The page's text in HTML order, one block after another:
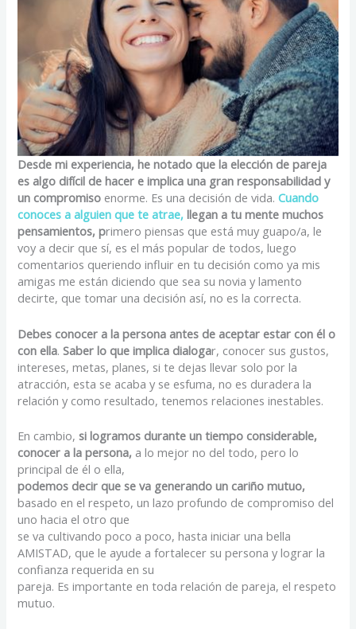
Desde mi experiencia, he notado que la elección de pareja
es algo difícil de hacer e implica una gran responsabilidad y
un compromiso enorme. Es una decisión de vida.Cuando
conoces a alguien que te atrae,llegan a tu mente muchos
pensamientos, primero piensas que está muy guapo/a, le
voy a decir que sí, es el más popular de todos, luego
comentarios queriendo influir en tu decisión como ya mis
amigas me están diciendo que sea su novia y lamento
decirte, que tomar una decisión así, no es la correcta.
Debes conocer a la persona antes de aceptar estar con él o
con ella. Saber lo que implica dialogar, conocer sus gustos,
intereses, metas, planes, si te dejas llevar solo por la
atracción, esta se acaba y se esfuma, no es duradera la
relación y como resultado, tenemos relaciones inestables.
En cambio, si logramos durante un tiempo considerable,
conocer a la persona, a lo mejor no del todo, pero lo
principal de él o ella,
podemos decir que se va generando un cariño mutuo,
basado en el respeto, un lazo profundo de compromiso del
uno hacia el otro que
se va cultivando poco a poco, hasta iniciar una bella
AMISTAD, que le ayude a fortalecer su persona y lograr la
confianza requerida en su
pareja. Es importante en toda relación de pareja, el respeto
mutuo.